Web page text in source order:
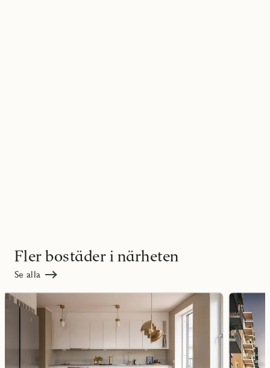
Fler bostäder i närheten
Se alla
Läs
mer
Läs
mer
om
Novellen